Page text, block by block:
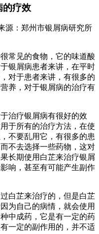
的疗效
源：郑州市银屑病研究所
常见的食物，它的味道酸
银屑病患者来讲，在平时
对于患者来讲，有很多的
养，对于银屑病的治疗有
治疗银屑病有很好的效
于所有的治疗方法，在使
不要乱用它，有很多的患
不去选择一些药物，这对
长期使用白芷来治疗银屑
影响，甚至有可能产生副作
白芷来治疗的，但是白芷
为自己的病情，就会使用
中成药，它是有一定的药
一定的副作用的，并不适